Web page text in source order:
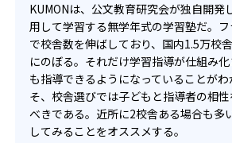
KUMONは、公文教育研究会が独自開発
用して学習する無学年式の学習塾だ。
で校舎数を伸ばしており、国内1.5万校
にのぼる。それだけ学習指導が仕組み
も指導できるようになっていることが
そ、校舎選びでは子どもと指導者の相
べきである。近所に2校舎ある場合も多
してみることをオススメする。